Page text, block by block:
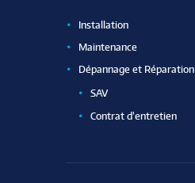
Installation
Maintenance
Dépannage et Réparation
SAV
Contrat d’entretien